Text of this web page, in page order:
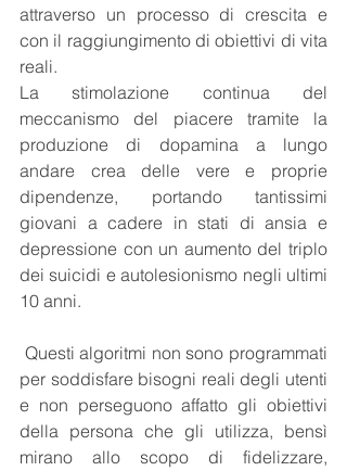
attraverso un processo di crescita e
con il raggiungimento di obiettivi di vita
reali.
La stimolazione continua del
meccanismo del piacere tramite la
produzione di dopamina a lungo
andare crea delle vere e proprie
dipendenze, portando tantissimi
giovani a cadere in stati di ansia e
depressione con un aumento del triplo
dei suicidi e autolesionismo negli ultimi
10 anni.
per soddisfare bisogni reali degli utenti
e non perseguono affatto gli obiettivi
della persona che gli utilizza, bensì
mirano allo scopo di fidelizzare,